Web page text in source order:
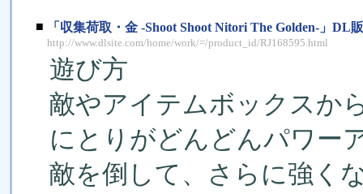
■ 「収集荷取・金 -Shoot Shoot Nitori The Golden-」DL
http://www.dlsite.com/home/work/=/product_id/RJ168595.html
遊び方
敵やアイテムボックスか
にとりがどんどんパワー
敵を倒して、さらに強く